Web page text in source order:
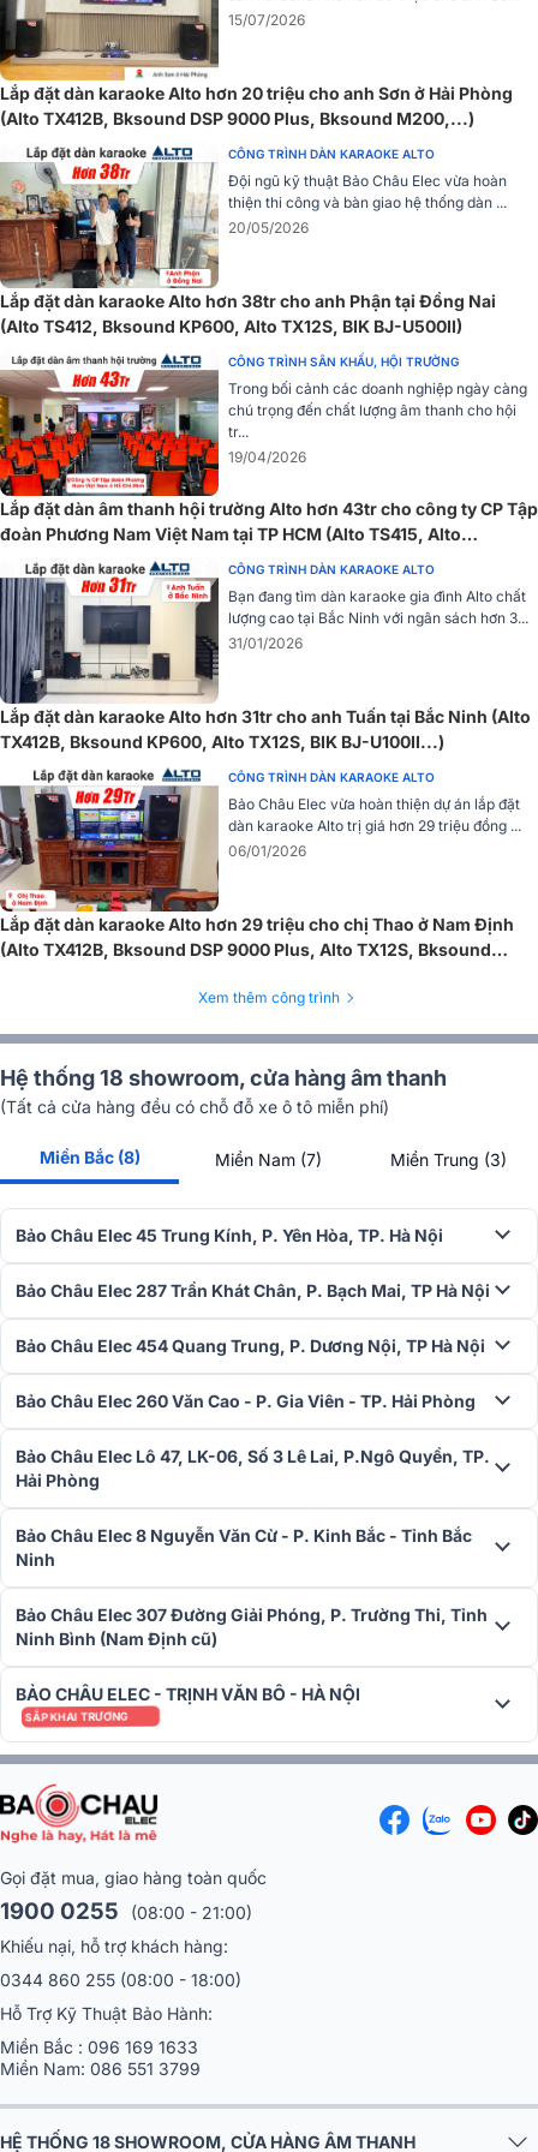
Công suất 350W/700W
Loa Alto TX412 hoạt động với công suất 350W RMS liên tục và
700W tối đa loa có khả năng cung cấp âm thanh mạnh mẽ và ổn
định, đáp ứng tốt nhu cầu cho các buổi tiệc, sự kiện hay không gian
giải trí lớn mà không bị méo tiếng hay mất tín hiệu.
Bộ khuếch đại Class D
Sử dụng bộ khuếch đại Class-D nổi bật với khả năng tiết kiệm năng
lượng và hiệu quả cao. Chúng cung cấp công suất mạnh mẽ mà
không gây tỏa nhiệt quá mức, giúp loa hoạt động ổn định và lâu dài
mà không lo bị quá tải.
Thiết kế Loa Alto TX412 với góc phân tán âm thanh 90° x 60° giúp
đồng đều trong không gian lớn, lý tưởng cho các sự kiện hoặc
phòng giải trí rộng.
Tính năng kết nối Bluetooth
Loa Alto TX412 tích hợp khả năng kết nối Bluetooth, được kiểm tra
và kiểm soát chất lượng qua nhiều công đoạn nghiêm ngặt giúp loa
tương thích với các thiết bị thông minh như điện thoại, máy tính
bảng, máy tính, đáp ứng mọi nhu cầu kết nối của người dùng.
Kết nối hai loa với nhau
Loa Alto TX412 hỗ trợ kết nối hai loa với nhau qua tính năng True
Wireless Stereo (TWS), cho phép truyền âm thanh Bluetooth đến cả
hai loa mà không cần sử dụng dây cáp mang lại âm thanh stereo
chất lượng cao, lý tưởng cho nhiều không gian khác nhau.
15/07/2026
Lắp đặt dàn karaoke Alto hơn 20 triệu cho anh Sơn ở Hải Phòng
(Alto TX412B, Bksound DSP 9000 Plus, Bksound M200,...)
CÔNG TRÌNH DÀN KARAOKE ALTO
Đội ngũ kỹ thuật Bảo Châu Elec vừa hoàn
thiện thi công và bàn giao hệ thống dàn ...
20/05/2026
Lắp đặt dàn karaoke Alto hơn 38tr cho anh Phận tại Đồng Nai
(Alto TS412, Bksound KP600, Alto TX12S, BIK BJ-U500II)
CÔNG TRÌNH SÂN KHẤU, HỘI TRƯỜNG
Trong bối cảnh các doanh nghiệp ngày càng
chú trọng đến chất lượng âm thanh cho hội
tr...
19/04/2026
Lắp đặt dàn âm thanh hội trường Alto hơn 43tr cho công ty CP Tập
đoàn Phương Nam Việt Nam tại TP HCM (Alto TS415, Alto
LIVE1604...)
CÔNG TRÌNH DÀN KARAOKE ALTO
Bạn đang tìm dàn karaoke gia đình Alto chất
lượng cao tại Bắc Ninh với ngân sách hơn 3...
31/01/2026
Lắp đặt dàn karaoke Alto hơn 31tr cho anh Tuấn tại Bắc Ninh (Alto
TX412B, Bksound KP600, Alto TX12S, BIK BJ-U100II...)
CÔNG TRÌNH DÀN KARAOKE ALTO
Bảo Châu Elec vừa hoàn thiện dự án lắp đặt
dàn karaoke Alto trị giá hơn 29 triệu đồng ...
06/01/2026
Lắp đặt dàn karaoke Alto hơn 29 triệu cho chị Thao ở Nam Định
(Alto TX412B, Bksound DSP 9000 Plus, Alto TX12S, Bksound
Xem thêm công trình
Hệ thống 18 showroom, cửa hàng âm thanh
(Tất cả cửa hàng đều có chỗ đỗ xe ô tô miễn phí)
Miền Bắc (8) Miền Nam (7) Miền Trung (3)
Bảo Châu Elec 45 Trung Kính, P. Yên Hòa, TP. Hà Nội
Bảo Châu Elec 287 Trần Khát Chân, P. Bạch Mai, TP Hà Nội
Bảo Châu Elec 454 Quang Trung, P. Dương Nội, TP Hà Nội
Bảo Châu Elec 260 Văn Cao - P. Gia Viên - TP. Hải Phòng
Bảo Châu Elec Lô 47, LK-06, Số 3 Lê Lai, P.Ngô Quyền, TP.
Hải Phòng
Bảo Châu Elec 8 Nguyễn Văn Cừ - P. Kinh Bắc - Tỉnh Bắc
Ninh
Bảo Châu Elec 307 Đường Giải Phóng, P. Trường Thi, Tỉnh
Ninh Bình (Nam Định cũ)
BẢO CHÂU ELEC - TRỊNH VĂN BÔ - HÀ NỘI
SẮP KHAI TRƯƠNG
Gọi đặt mua, giao hàng toàn quốc
1900 0255
(08:00 - 21:00)
Khiếu nại, hỗ trợ khách hàng:
0344 860 255 (08:00 - 18:00)
Hỗ Trợ Kỹ Thuật Bảo Hành:
Miền Bắc : 096 169 1633
Miền Nam: 086 551 3799
HỆ THỐNG 18 SHOWROOM, CỬA HÀNG ÂM THANH